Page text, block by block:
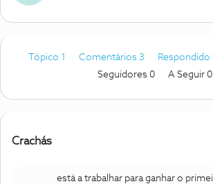
Tópico 1 Comentários 3 Respondido
Seguidores 0 A Seguir 0
Crachás
está a trabalhar para ganhar o